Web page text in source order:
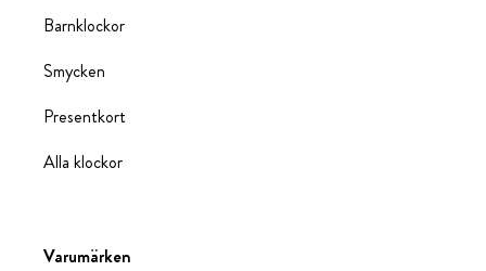
Barnklockor
Smycken
Presentkort
Alla klockor
Varumärken